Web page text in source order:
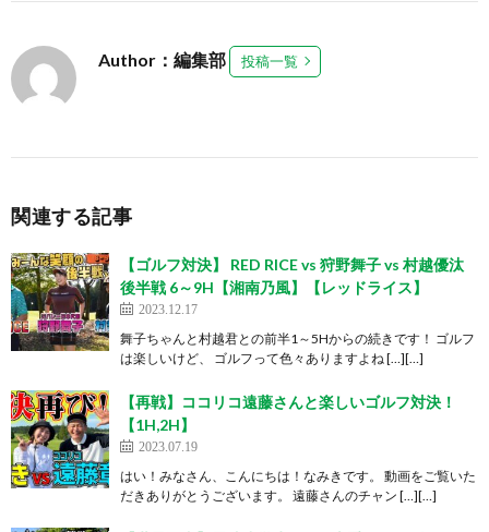
Author：編集部 投稿一覧
関連する記事
【ゴルフ対決】 RED RICE vs 狩野舞子 vs 村越優汰
後半戦 6～9H【湘南乃風】【レッドライス】
2023.12.17
舞子ちゃんと村越君との前半1～5Hからの続きです！ ゴルフ
は楽しいけど、 ゴルフって色々ありますよね […][…]
【再戦】ココリコ遠藤さんと楽しいゴルフ対決！
【1H,2H】
2023.07.19
はい！みなさん、こんにちは！なみきです。 動画をご覧いた
だきありがとうございます。 遠藤さんのチャン […][…]